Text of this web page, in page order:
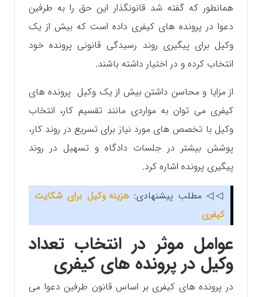
همانطور که گفته شد قانونگذار این حق را به طرفین
دعوا در پرونده های کیفری داده است که بیش از یک
وکیل برای پیگیری روند رسیدگی قانونی پرونده خود
انتخاب کرده و در اختیار داشته باشند.
از مزایا و محاسن داشتن بیش از یک وکیل پرونده های
کیفری می توان به مواردی مانند تقسیم کار، انتخاب
وکیل با تخصص های مورد نیاز برای تسریع در روند کار،
پوشش بیشتر در جلسات دادگاه و تسهیل در روند
پیگیری پرونده اشاره کرد.
◁◁ مطلب پیشنهادی:هزینه وکیل برای شکایت
کیفری
عوامل موثر در انتخاب تعداد
وکیل در پرونده های کیفری
در پرونده های کیفری بر اساس قانون طرفین دعوا می